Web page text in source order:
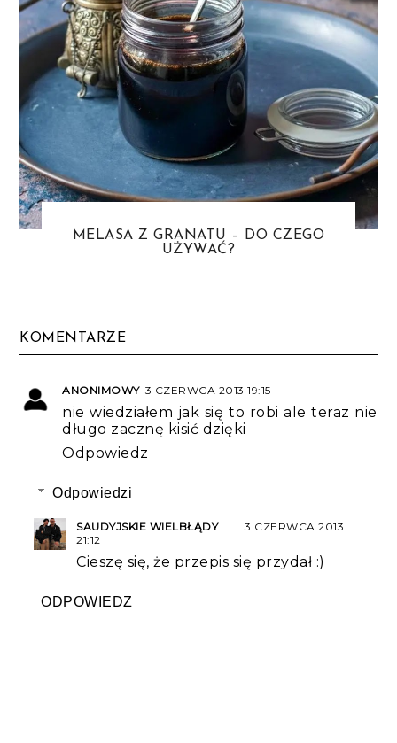
MELASA Z GRANATU – DO CZEGO
UŻYWAĆ?
KOMENTARZE
ANONIMOWY 3 CZERWCA 2013 19:15
nie wiedziałem jak się to robi ale teraz nie
długo zacznę kisić dzięki
Odpowiedz
Odpowiedzi
SAUDYJSKIE WIELBŁĄDY
3 CZERWCA 2013
21:12
Cieszę się, że przepis się przydał :)
ODPOWIEDZ